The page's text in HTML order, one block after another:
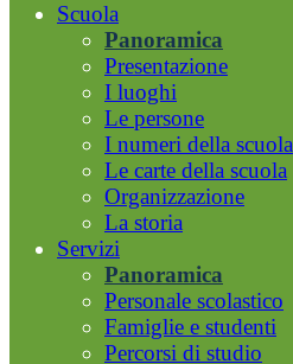
Scuola
Panoramica
Presentazione
I luoghi
Le persone
I numeri della scuola
Le carte della scuola
Organizzazione
La storia
Servizi
Panoramica
Personale scolastico
Famiglie e studenti
Percorsi di studio